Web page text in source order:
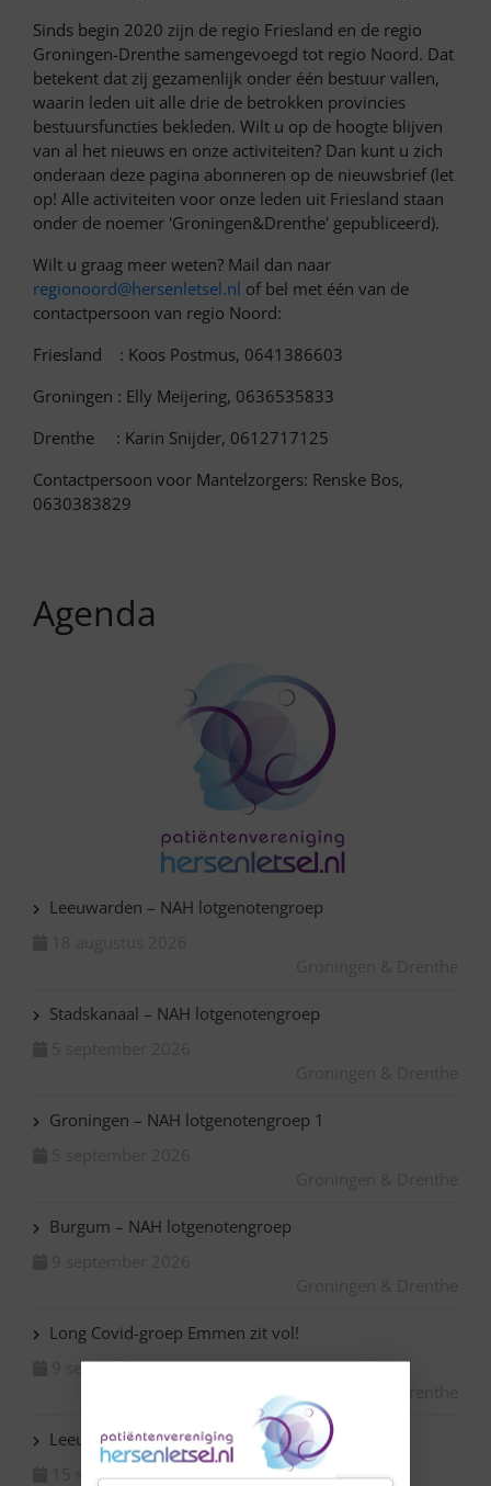
Sinds begin 2020 zijn de regio Friesland en de regio
Groningen-Drenthe samengevoegd tot regio Noord. Dat
betekent dat zij gezamenlijk onder één bestuur vallen,
waarin leden uit alle drie de betrokken provincies
bestuursfuncties bekleden. Wilt u op de hoogte blijven
van al het nieuws en onze activiteiten? Dan kunt u zich
onderaan deze pagina abonneren op de nieuwsbrief (let
op! Alle activiteiten voor onze leden uit Friesland staan
onder de noemer 'Groningen&Drenthe' gepubliceerd).
Wilt u graag meer weten? Mail dan naar
regionoord@hersenletsel.nl of bel met één van de
contactpersoon van regio Noord:
Friesland : Koos Postmus, 0641386603
Groningen : Elly Meijering, 0636535833
Drenthe : Karin Snijder, 0612717125
Contactpersoon voor Mantelzorgers: Renske Bos,
0630383829
Agenda
Leeuwarden – NAH lotgenotengroep
Stadskanaal – NAH lotgenotengroep
Groningen – NAH lotgenotengroep 1
Burgum – NAH lotgenotengroep
Long Covid-groep Emmen zit vol!
9 september 2026
Leeuwarden – NAH lotgenotengroep
15 september 2026